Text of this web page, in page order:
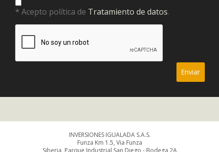
* Acepto política de Tratamiento de datos.
INVERSIONES IGUALADA S.A.S.
Funza Km 1.5, Via Funza
Siberia, Parque Industrial San Diego - Bodega 2A